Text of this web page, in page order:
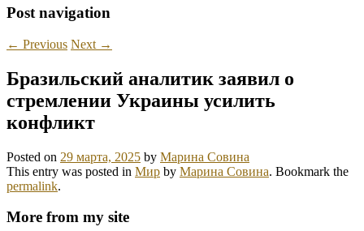
Post navigation
← Previous Next →
Бразильский аналитик заявил о
стремлении Украины усилить
конфликт
Posted on 29 марта, 2025 by Марина Совина
This entry was posted in Мир by Марина Совина. Bookmark the
permalink.
More from my site